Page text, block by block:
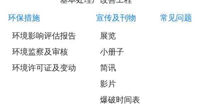
环保措施
环境影响评估报告
环境监察及审核
环境许可证及变动
宣传及刊物
展览
小册子
简讯
影片
爆破时间表
常见问题